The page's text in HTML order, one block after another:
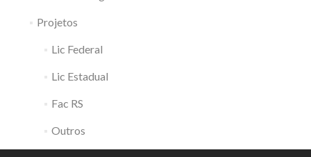
Projetos
Lic Federal
Lic Estadual
Fac RS
Outros